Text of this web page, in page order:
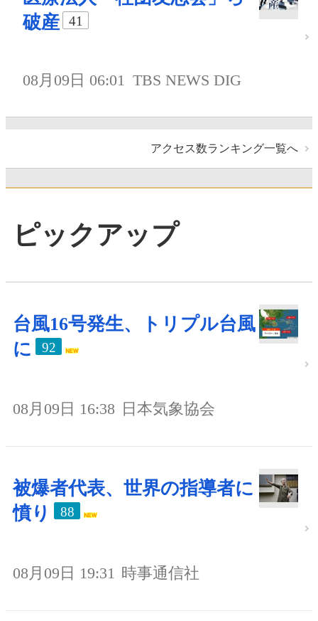
破産
41
08月09日 06:01 TBS NEWS DIG
アクセス数ランキング一覧へ
ピックアップ
台風16号発生、トリプル台風
に
92
08月09日 16:38 日本気象協会
被爆者代表、世界の指導者に
憤り
88
08月09日 19:31 時事通信社